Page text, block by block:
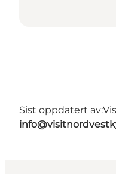
Sist oppdatert av: